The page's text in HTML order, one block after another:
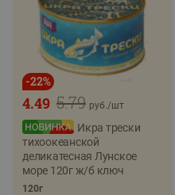
-22%
5.79
4.49 руб./шт
Икра трески
тихоокеанской
деликатесная Лунское
море 120г ж/б ключ
120г